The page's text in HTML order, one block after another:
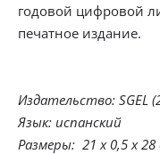
годовой цифровой
печатное издание.
Издательство: ‎SGEL
Язык:‎ испанский
Размеры: ‎ 21 х 0,5 х 28